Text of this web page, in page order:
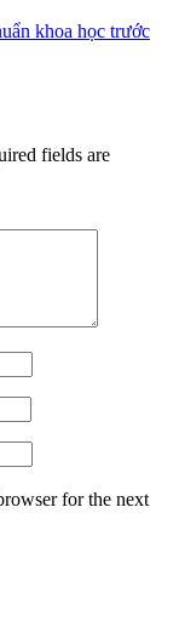
khoa học trước
fields are
for the next